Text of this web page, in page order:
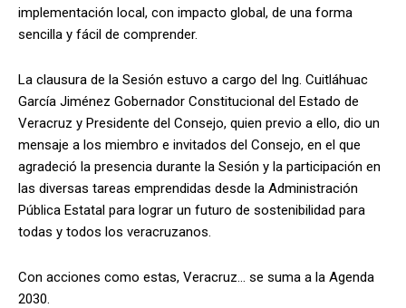
implementación local, con impacto global, de una forma
sencilla y fácil de comprender.
La clausura de la Sesión estuvo a cargo del Ing. Cuitláhuac
García Jiménez Gobernador Constitucional del Estado de
Veracruz y Presidente del Consejo, quien previo a ello, dio un
mensaje a los miembro e invitados del Consejo, en el que
agradeció la presencia durante la Sesión y la participación en
las diversas tareas emprendidas desde la Administración
Pública Estatal para lograr un futuro de sostenibilidad para
todas y todos los veracruzanos.
Con acciones como estas, Veracruz… se suma a la Agenda
2030.